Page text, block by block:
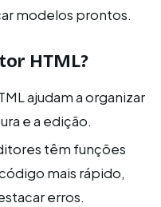
modelos prontos.
HTML?
ajudam a organizar
e a edição.
têm funções
mais rápido,
erros.